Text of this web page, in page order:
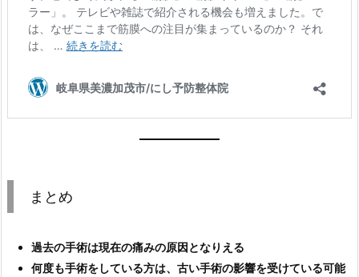
まとめ
過去の手術は現在の痛みの原因となりえる
何度も手術をしている方は、古い手術の影響を受けている可能